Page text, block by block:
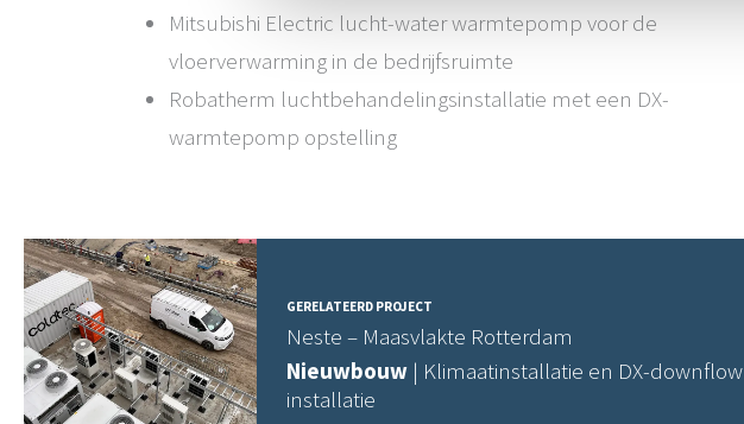
Mitsubishi Electric lucht-water warmtepomp voor de
vloerverwarming in de bedrijfsruimte
Robatherm luchtbehandelingsinstallatie met een DX-
warmtepomp opstelling
GERELATEERD PROJECT
Neste – Maasvlakte Rotterdam
Nieuwbouw| Klimaatinstallatie en DX-downflow
installatie